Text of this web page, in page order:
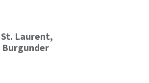
Laurent,
Burgunder